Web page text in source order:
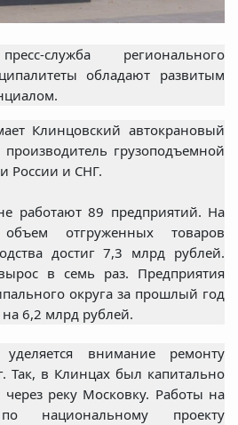
служба регионального
обладают развитым
Клинцовский автокрановый
грузоподъемной
России и СНГ.
работают 89 предприятий. На
отгруженных товаров
достиг 7,3 млрд рублей.
в семь раз. Предприятия
округа за прошлый год
6,2 млрд рублей.
внимание ремонту
Так, в Клинцах был капитально
реку Московку. Работы на
национальному проекту